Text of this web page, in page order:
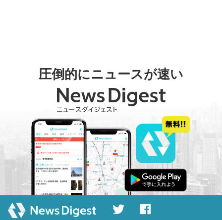
圧倒的にニュースが速い